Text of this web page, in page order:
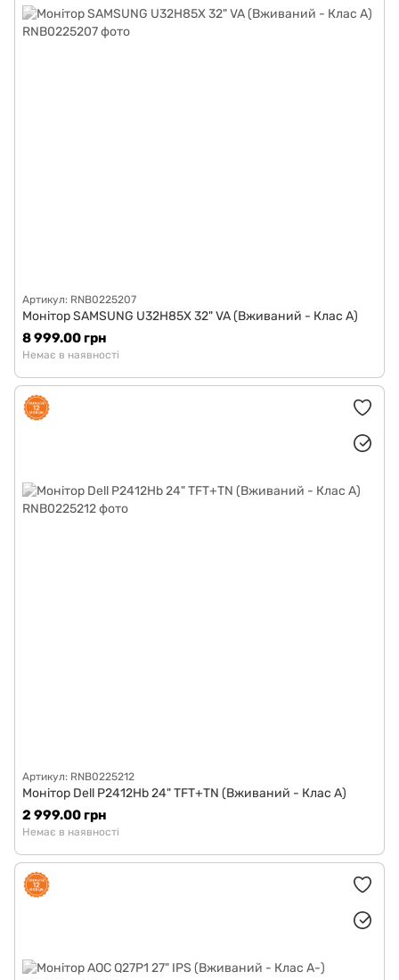
Артикул: RNB0225207
Монітор SAMSUNG U32H85X 32" VA (Вживаний - Клас A)
8 999.00 грн
Немає в наявності
Артикул: RNB0225212
Монітор Dell P2412Hb 24" TFT+TN (Вживаний - Клас A)
2 999.00 грн
Немає в наявності